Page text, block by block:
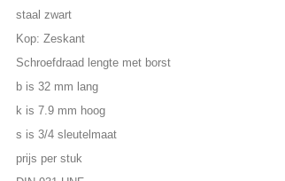
staal zwart
Kop: Zeskant
Schroefdraad lengte met borst
b is 32 mm lang
k is 7.9 mm hoog
s is 3/4 sleutelmaat
prijs per stuk